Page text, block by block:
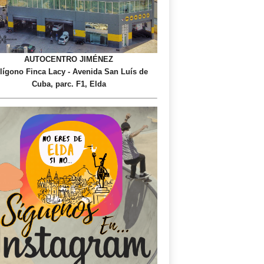
AUTOCENTRO JIMÉNEZ
Finca Lacy - Avenida San Luís de
Cuba, parc. F1, Elda